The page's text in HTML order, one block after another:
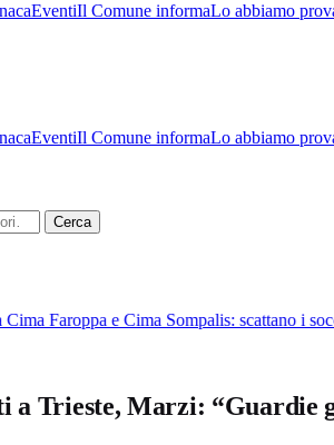
EventiIl Comune informaLo abbiamo
EventiIl Comune informaLo abbiamo
Cerca
Faroppa e Cima Sompalis: scattano i
a Trieste, Marzi: “Guardie